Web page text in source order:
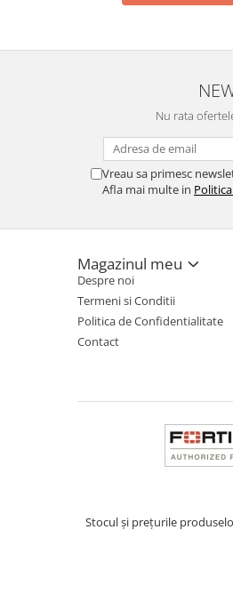
Software
Imprimante 3D
TV, Multimedia & Electronice
Televizoare & accesorii
Multiboard & Accessorii
Multimedia
Nu rata
Vreau sa primesc
Afla mai multe in
Magazinul meu
Despre noi
Termeni si Conditii
Politica de Confidentialitate
Contact
Stocul și prețurile